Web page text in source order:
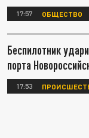
17:57 ОБЩЕСТВО
Беспилотник
порта
17:53